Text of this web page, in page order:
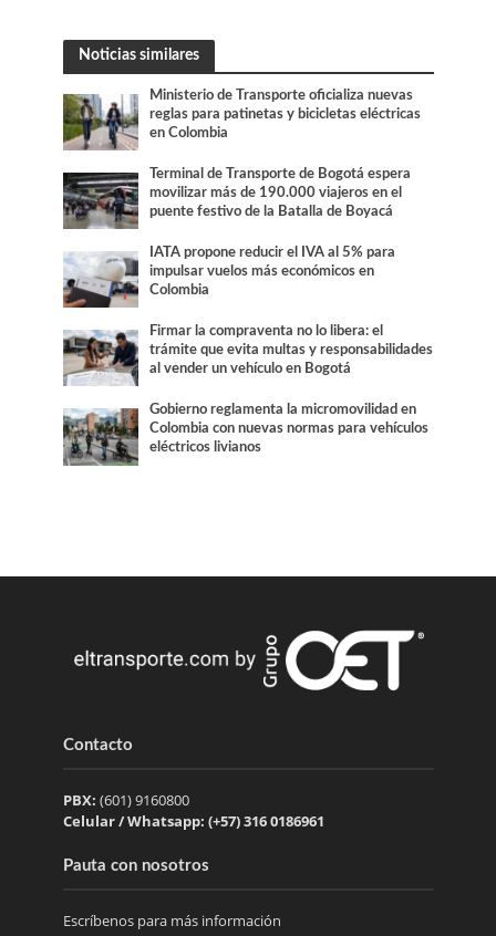
Noticias similares
Ministerio de Transporte oficializa nuevas
reglas para patinetas y bicicletas eléctricas
en Colombia
Terminal de Transporte de Bogotá espera
movilizar más de 190.000 viajeros en el
puente festivo de la Batalla de Boyacá
IATA propone reducir el IVA al 5% para
impulsar vuelos más económicos en
Colombia
Firmar la compraventa no lo libera: el
trámite que evita multas y responsabilidades
al vender un vehículo en Bogotá
Gobierno reglamenta la micromovilidad en
Colombia con nuevas normas para vehículos
eléctricos livianos
Contacto
PBX: (601) 9160800
Celular / Whatsapp: (+57) 316 0186961
Pauta con nosotros
Escríbenos para más información